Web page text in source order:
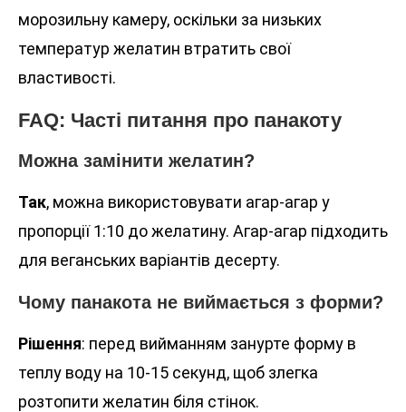
морозильну камеру, оскільки за низьких
температур желатин втратить свої
властивості.
FAQ: Часті питання про панакоту
Можна замінити желатин?
Так, можна використовувати агар-агар у
пропорції 1:10 до желатину. Агар-агар підходить
для веганських варіантів десерту.
Чому панакота не виймається з форми?
Рішення: перед вийманням занурте форму в
теплу воду на 10-15 секунд, щоб злегка
розтопити желатин біля стінок.